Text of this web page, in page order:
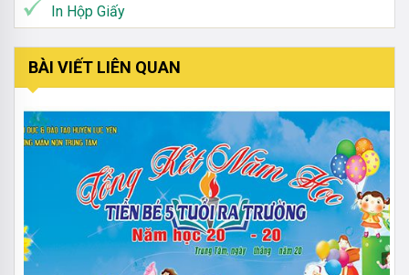
In Hộp Giấy
BÀI VIẾT LIÊN QUAN